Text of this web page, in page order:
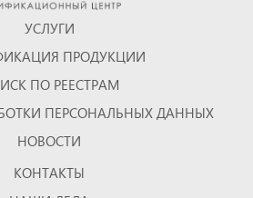
УСЛУГИ
ПРОДУКЦИИ
ПО РЕЕСТРАМ
ПЕРСОНАЛЬНЫХ ДАННЫХ
НОВОСТИ
КОНТАКТЫ